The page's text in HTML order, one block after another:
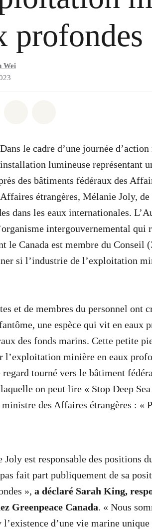
profondes
Wei
le cadre d’une journée
lumineuse représentant
des bâtiments fédéraux des
étrangères, Mélanie Joly,
dans les eaux internationales.
intergouvernemental qui
le Canada est membre du
si l’industrie de l’exploitation
et de membres du personnel ont
une espèce qui vit en eaux
des fonds marins. Cette petite
l’exploitation minière en eaux
regard tourné vers le bâtiment
on peut lire « Stop Deep
ministre des Affaires étrangères :
Joly est responsable des positions
fait part publiquement de sa
», a déclaré Sarah King,
Greenpeace Canada. « Nous
d’une vie marine